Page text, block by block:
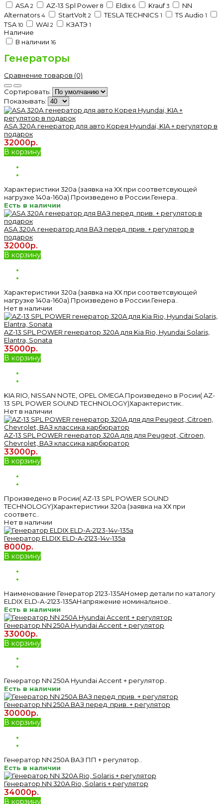
ASA 2 AZ-13 Spl Power 8 Eldix 6 Krauf3
NN
Alternators 4 StartVolt 2 TESLA TECHNICS 1 TS Audio 1
TSA 10 WAI 2 КЗАТЭ 1
Наличие
В наличии 16
Генераторы
Сравнение товаров (0)
Сортировать:
Показывать:
ASA 320А генератор для авто Корея Hyundai, KIA + регулятор в
подарок
32000р.
В корзину
Характеристики 320а (заявка на ХХ при соответсвующей
нагрузке 140а-160а).Произведено в России.Генера..
Есть в наличии
ASA 320А генератор для ВАЗ перед. прив. + регулятор в
подарок
32000р.
В корзину
Характеристики 320а (заявка на ХХ при соответсвующей
нагрузке 140а-160а).Произведено в России.Генера..
Нет в наличии
AZ-13 SPL POWER генератор 320A для Kia Rio, Hyundai Solaris,
Elantra, Sonata
35000р.
В корзину
KIA RIO, NISSAN NOTE, OPEL OMEGA.Произведено в Росии( AZ-
13 SPL POWER SOUND TECHNOLOGY)Характеристик..
Нет в наличии
AZ-13 SPL POWER генератор 320A для для Peugeot, Citroen,
Chevrolet, ВАЗ классика карбюратор
33000р.
В корзину
Произведено в Росии( AZ-13 SPL POWER SOUND
TECHNOLOGY)Характеристики 320а (заявка на ХХ при
соответс..
Нет в наличии
Генератор ELDIX ELD-A-2123-14v-135a
8000р.
В корзину
Наименование Генератор 2123-135AНомер детали по каталогу
ELDIX ELD-А-2123-135AНапряжение номинальное..
Есть в наличии
Генератор NN 250A Hyundai Accent + регулятор
33000р.
В корзину
Генератор NN 250A Hyundai Accent + регулятор..
Есть в наличии
Генератор NN 250A ВАЗ перед. прив. + регулятор
30000р.
В корзину
Генератор NN 250A ВАЗ ПП + регулятор..
Есть в наличии
Генератор NN 320A Rio, Solaris + регулятор
34000р.
В корзину